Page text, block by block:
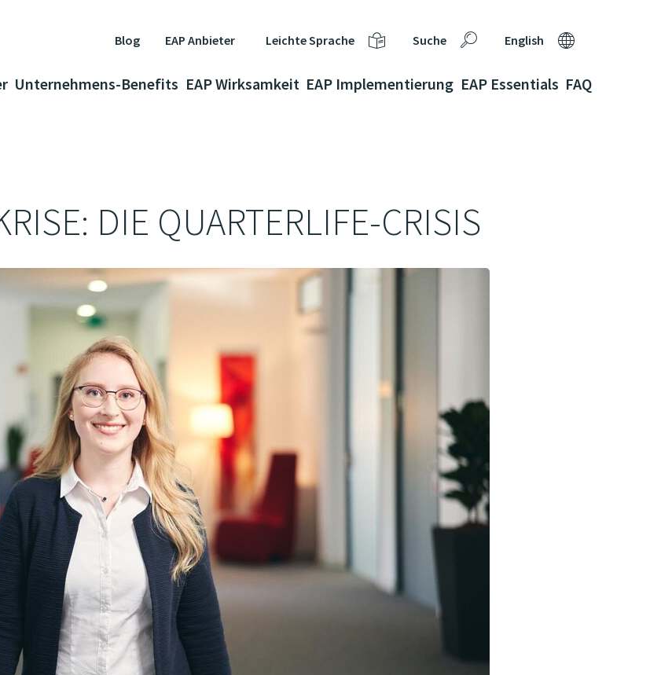
Blog EAP Anbieter Leichte Sprache Suche English
Unternehmens-Benefits EAP Wirksamkeit EAP Implementierung EAP Essentials FAQ
DIE QUARTERLIFE-CRISIS